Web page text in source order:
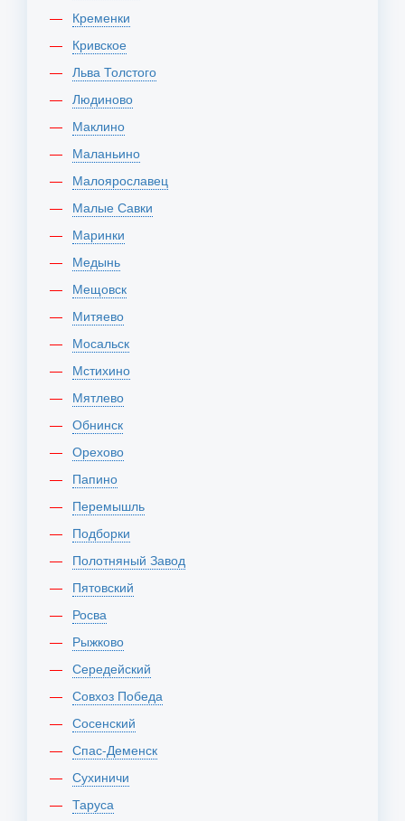
Кременки
Кривское
Льва Толстого
Людиново
Маклино
Маланьино
Малоярославец
Малые Савки
Маринки
Медынь
Мещовск
Митяево
Мосальск
Мстихино
Мятлево
Обнинск
Орехово
Папино
Перемышль
Подборки
Полотняный Завод
Пятовский
Росва
Рыжково
Середейский
Совхоз Победа
Сосенский
Спас-Деменск
Сухиничи
Таруса